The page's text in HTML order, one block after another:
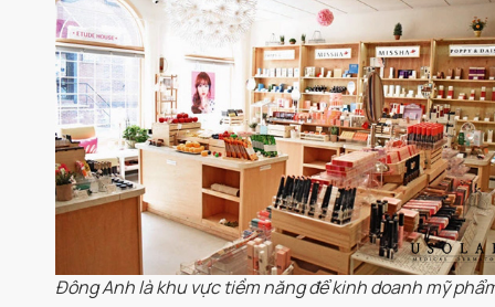
Đông Anh là khu vực tiềm năng để kinh doanh mỹ